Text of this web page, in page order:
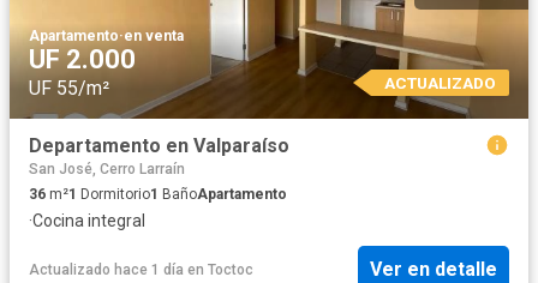
Apartamento·en venta
UF 2.000
UF 55/m² ACTUALIZADO
Departamento en Valparaíso
San José, Cerro Larraín
36 m²1 Dormitorio1 BañoApartamento
·Cocina integral
Actualizado hace 1 día en Toctoc Ver en detalle